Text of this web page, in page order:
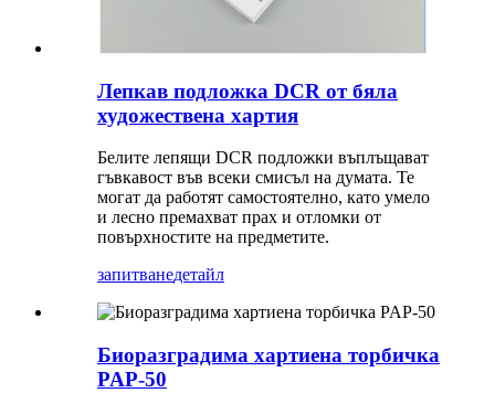
Лепкав подложка DCR от бяла
художествена хартия
Белите лепящи DCR подложки въплъщават
гъвкавост във всеки смисъл на думата. Те
могат да работят самостоятелно, като умело
и лесно премахват прах и отломки от
повърхностите на предметите.
запитванедетайл
Биоразградима хартиена торбичка
PAP-50